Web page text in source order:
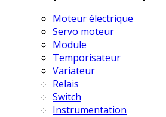
Moteur électrique
Servo moteur
Module
Temporisateur
Variateur
Relais
Switch
Instrumentation